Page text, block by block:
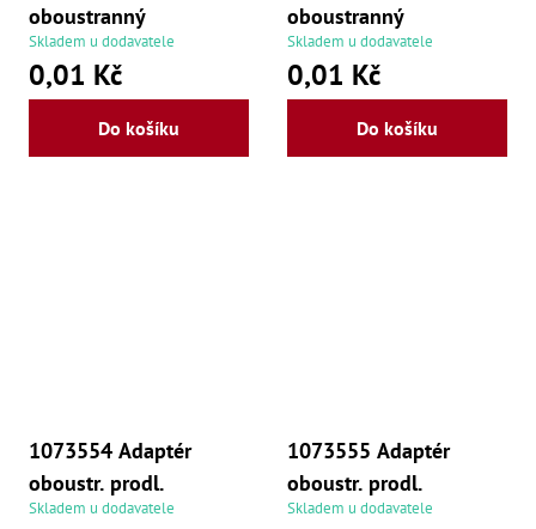
oboustranný
Skladem u dodavatele
0,01 Kč
Do košíku
oboustranný
Skladem u dodavatele
0,01 Kč
Do košíku
1073554 Adaptér
oboustr. prodl.
Skladem u dodavatele
1073555 Adaptér
oboustr. prodl.
Skladem u dodavatele